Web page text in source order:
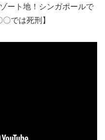
ート地！シンガポールで
では死刑】